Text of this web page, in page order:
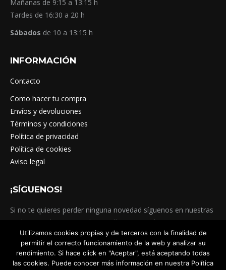
Mañanas de 9:15 a 13:15 h
Tardes de 16:30 a 20 h
Sábados de 10 a 13:15 h
INFORMACIÓN
Contacto
Como hacer tu compra
Envíos y devoluciones
Términos y condiciones
Política de privacidad
Política de cookies
Aviso legal
¡SÍGUENOS!
Si no te quieres perder ninguna novedad síguenos en nuestras
Redes Sociales. @totatelagranollers #totatela
#totatelagranollers
Encuéntranos en:
FacebookInstagram
Viber
Utilizamos cookies propias y de terceros con la finalidad de
permitir el correcto funcionamiento de la web y analizar su
rendimiento. Si hace click en "Aceptar", está aceptando todas
las cookies. Puede conocer más información en nuestra Política